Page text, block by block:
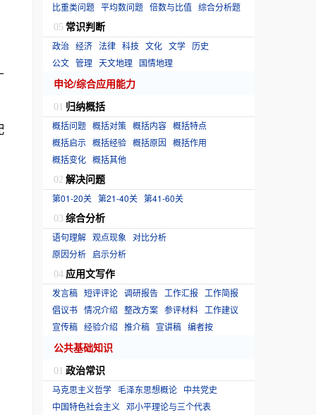
比重类问题 平均数问题 倍数与比值 综合分析题
05 常识判断
政治 经济 法律 科技 文化 文学 历史
公文 管理 天文地理 国情地理
申论/综合应用能力
01 归纳概括
概括问题 概括对策 概括内容 概括特点
概括启示 概括经验 概括原因 概括作用
概括变化 概括其他
02 解决问题
第01-20关 第21-40关 第41-60关
03 综合分析
语句理解 观点现象 对比分析
原因分析 启示分析
04 应用文写作
发言稿 短评评论 调研报告 工作汇报
工作简报
倡议书 情况介绍 整改方案 参评材料 工作建议
宣传稿 经验介绍 推介稿 宣讲稿 编者按
公共基础知识
01 政治常识
马克思主义哲学 毛泽东思想概论 中共党史
中国特色社会主义 邓小平理论与三个代表